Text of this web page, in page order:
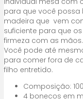
para que você possa
madeira que vem
suficiente para que
firmeza com as mãos.
Você pode até
para comer fora de
filho entretido.
Composição:
4 bonecos em